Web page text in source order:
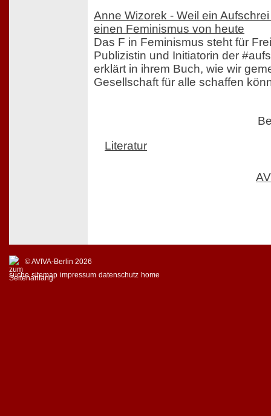
Anne Wizorek - Weil ein
einen Feminismus von heute
Das F in Feminismus steht für
Publizistin und Initiatorin der
erklärt in ihrem Buch, wie wir
Gesellschaft für alle schaffen
Literatur
© AVIVA-Berlin 2026
suche sitemap impressum datenschutz home